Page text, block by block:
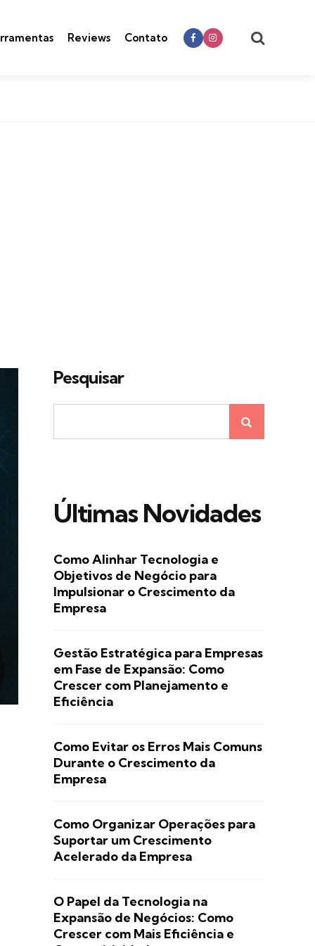
Reviews Contato
Pesquisar
Últimas Novidades
Como Alinhar Tecnologia e
Objetivos de Negócio para
Impulsionar o Crescimento da
Empresa
Gestão Estratégica para Empresas
em Fase de Expansão: Como
Crescer com Planejamento e
Eficiência
Como Evitar os Erros Mais Comuns
Durante o Crescimento da
Empresa
Como Organizar Operações para
Suportar um Crescimento
Acelerado da Empresa
O Papel da Tecnologia na
Expansão de Negócios: Como
Crescer com Mais Eficiência e